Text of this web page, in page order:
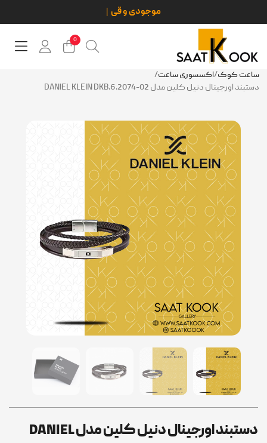
0
ساعت کوک/اکسسوری ساعت/
دستبند اورجینال دنیل کلین مدل DANIEL KLEIN DKB.6.2074-02
دستبند اورجینال دنیل کلین مدل DANIEL